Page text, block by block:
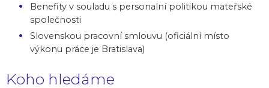
Benefity v souladu s personalní politikou mateřské
společnosti
Slovenskou pracovní smlouvu (oficiální místo
výkonu práce je Bratislava)
Koho hledáme